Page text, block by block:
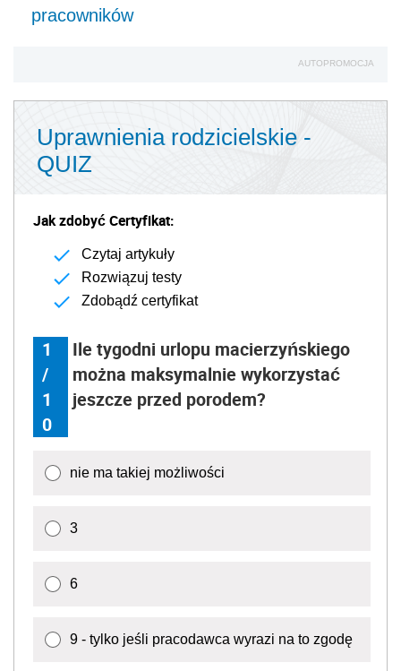
pracowników
AUTOPROMOCJA
Uprawnienia rodzicielskie -
QUIZ
Jak zdobyć Certyfikat:
Czytaj artykuły
Rozwiązuj testy
Zdobądź certyfikat
1
/
1
0
Ile tygodni urlopu macierzyńskiego
można maksymalnie wykorzystać
jeszcze przed porodem?
nie ma takiej możliwości
3
6
9 - tylko jeśli pracodawca wyrazi na to zgodę